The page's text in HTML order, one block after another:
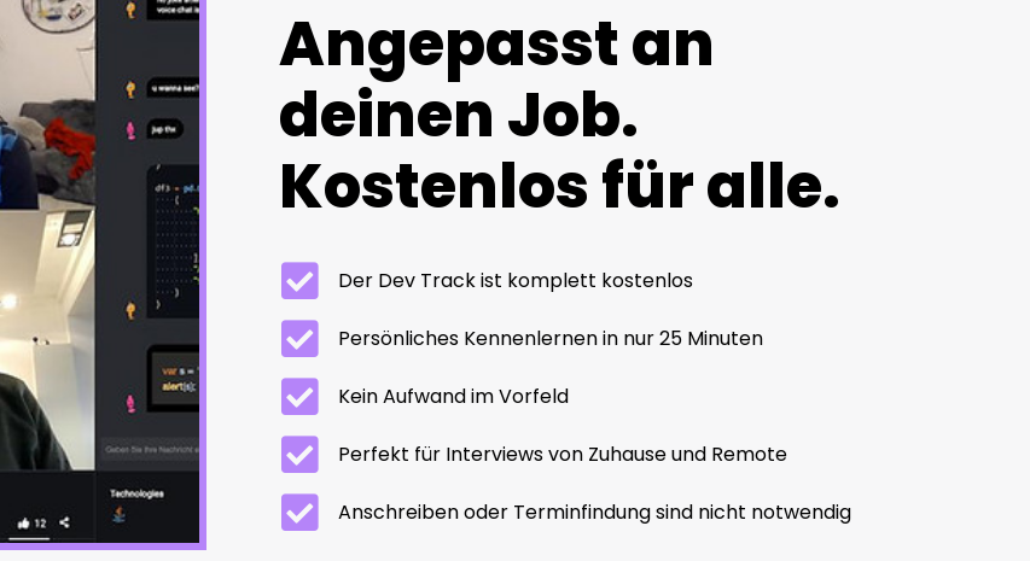
Angepasst an
deinen Job.
Kostenlos für alle.
Der Dev Track ist komplett kostenlos
Persönliches Kennenlernen in nur 25 Minuten
Kein Aufwand im Vorfeld
Perfekt für Interviews von Zuhause und Remote
Anschreiben oder Terminfindung sind nicht notwendig